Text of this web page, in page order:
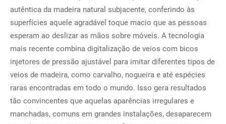
autêntica da madeira natural subjacente, conferindo às
superfícies aquele agradável toque macio que as pessoas
esperam ao deslizar as mãos sobre móveis. A tecnologia
mais recente combina digitalização de veios com bicos
injetores de pressão ajustável para imitar diferentes tipos de
veios de madeira, como carvalho, nogueira e até espécies
raras encontradas em todo o mundo. Isso gera resultados
tão convincentes que aquelas aparências irregulares e
manchadas, comuns em grandes instalações, desaparecem